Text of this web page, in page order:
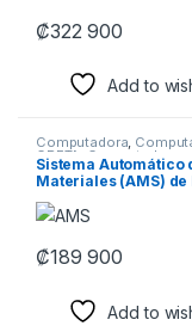
₡322 900
Add to
Computadora,
CRETA Computadoras
COMPUTADORAS,
IMPRESORA,
Sistema Automático
Materiales (AMS) de
Lab
₡189 900
Add to